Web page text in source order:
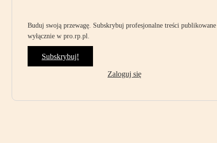
Buduj swoją przewagę. Subskrybuj profesjonalne treści publikowane
wyłącznie w pro.rp.pl.
Subskrybuj!
Zaloguj się